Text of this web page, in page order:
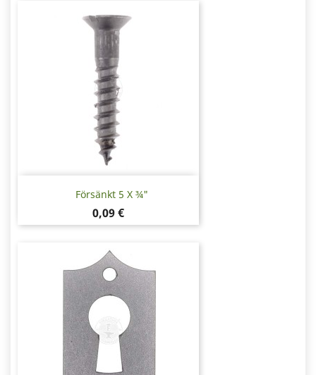
Försänkt 5 X ¾"
Pris
0,09 €